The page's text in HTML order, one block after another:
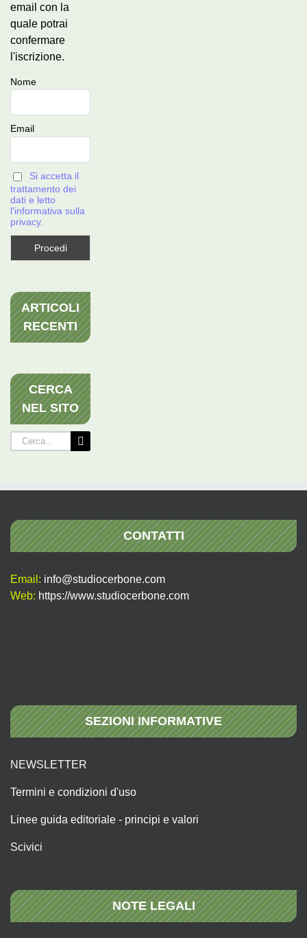
email con la
quale potrai
confermare
l'iscrizione.
Nome
Email
Si accetta il
trattamento dei
dati e letto
l'informativa sulla
privacy.
ARTICOLI
RECENTI
CERCA
NEL SITO
Cerca
per:
CONTATTI
Email: info@studiocerbone.com
Web: https://www.studiocerbone.com
SEZIONI INFORMATIVE
NEWSLETTER
Termini e condizioni d'uso
Linee guida editoriale - principi e valori
Scivici
NOTE LEGALI